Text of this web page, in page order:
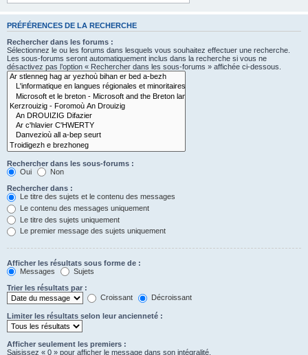
PRÉFÉRENCES DE LA RECHERCHE
Rechercher dans les forums :
Sélectionnez le ou les forums dans lesquels vous souhaitez effectuer une recherche.
Les sous-forums seront automatiquement inclus dans la recherche si vous ne
désactivez pas l’option « Rechercher dans les sous-forums » affichée ci-dessous.
Rechercher dans les sous-forums :
Oui
Non
Rechercher dans :
Le titre des sujets et le contenu des messages
Le contenu des messages uniquement
Le titre des sujets uniquement
Le premier message des sujets uniquement
Afficher les résultats sous forme de :
Messages
Sujets
Trier les résultats par :
Croissant
Décroissant
Limiter les résultats selon leur ancienneté :
Afficher seulement les premiers :
Saisissez « 0 » pour afficher le message dans son intégralité.